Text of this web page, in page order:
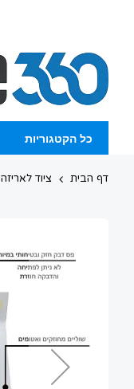
כל הקטגוריות
דף הבית ציוד לאריזה